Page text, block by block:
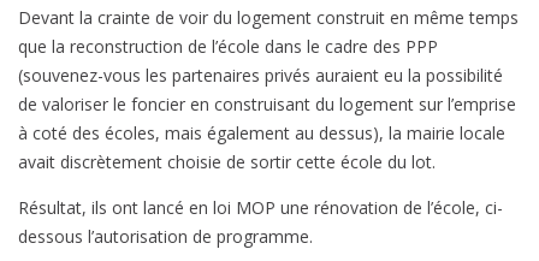
Devant la crainte de voir du logement construit en même temps
que la reconstruction de l’école dans le cadre des PPP
(souvenez-vous les partenaires privés auraient eu la possibilité
de valoriser le foncier en construisant du logement sur l’emprise
à coté des écoles, mais également au dessus), la mairie locale
avait discrètement choisie de sortir cette école du lot.
Résultat, ils ont lancé en loi MOP une rénovation de l’école, ci-
dessous l’autorisation de programme.